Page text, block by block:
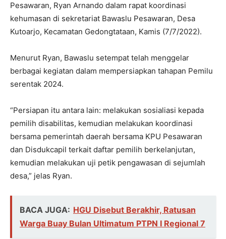
Pesawaran, Ryan Arnando dalam rapat koordinasi
kehumasan di sekretariat Bawaslu Pesawaran, Desa
Kutoarjo, Kecamatan Gedongtataan, Kamis (7/7/2022).
Menurut Ryan, Bawaslu setempat telah menggelar
berbagai kegiatan dalam mempersiapkan tahapan Pemilu
serentak 2024.
“Persiapan itu antara lain: melakukan sosialiasi kepada
pemilih disabilitas, kemudian melakukan koordinasi
bersama pemerintah daerah bersama KPU Pesawaran
dan Disdukcapil terkait daftar pemilih berkelanjutan,
kemudian melakukan uji petik pengawasan di sejumlah
desa,” jelas Ryan.
BACA JUGA: HGU Disebut Berakhir, Ratusan
Warga Buay Bulan Ultimatum PTPN I Regional 7